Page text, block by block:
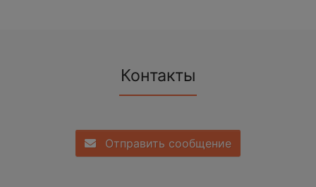
Контакты
Отправить сообщение